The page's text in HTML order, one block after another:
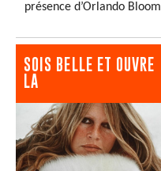
présence d’Orlando Bloom
SOIS BELLE ET OUVRE
LA